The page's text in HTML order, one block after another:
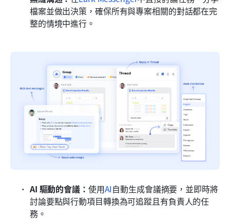
檔案並做出決策，確保所有與專案相關的對話都在完
整的情境中進行。
AI 驅動的會議： 使用AI自動生成會議摘要，並即時將
討論要點與行動項目轉換為可追蹤且有負責人的任
務。